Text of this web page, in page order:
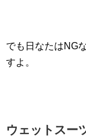
でも日なたはNG
すよ。
ウェットスー